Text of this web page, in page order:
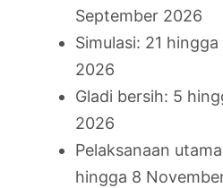
September 2026
Simulasi: 21
2026
Gladi bersih: 5
2026
Pelaksanaan
hingga 8